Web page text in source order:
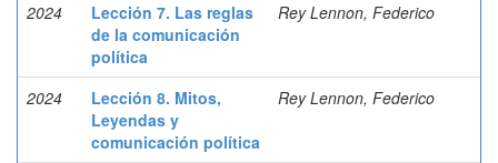
2024
Lección 7. Las reglas
de la comunicación
política
Rey Lennon, Federico
2024
Lección 8. Mitos,
Leyendas y
comunicación política
Rey Lennon, Federico